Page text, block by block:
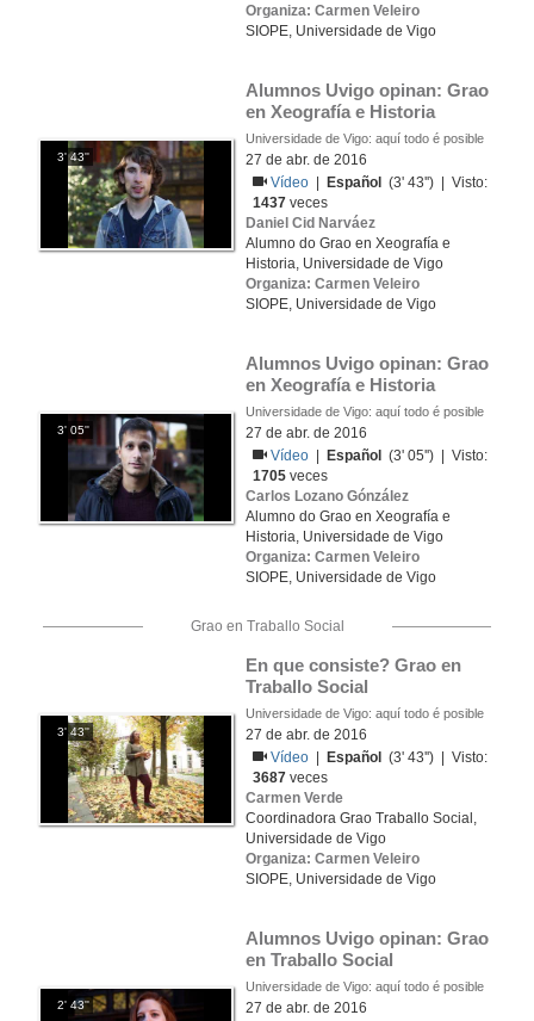
Organiza: Carmen Veleiro
SIOPE, Universidade de Vigo
3' 43''
Alumnos Uvigo opinan: Grao
en Xeografía e Historia
Universidade de Vigo: aquí todo é posible
27 de abr. de 2016
Vídeo
Español
(3' 43'') | Visto:
1437 veces
Daniel Cid Narváez
Alumno do Grao en Xeografía e
Historia, Universidade de Vigo
Organiza: Carmen Veleiro
SIOPE, Universidade de Vigo
3' 05''
Alumnos Uvigo opinan: Grao
en Xeografía e Historia
Universidade de Vigo: aquí todo é posible
27 de abr. de 2016
Vídeo
Español
(3' 05'') | Visto:
1705 veces
Carlos Lozano Gónzález
Alumno do Grao en Xeografía e
Historia, Universidade de Vigo
Organiza: Carmen Veleiro
SIOPE, Universidade de Vigo
Grao en Traballo Social
3' 43''
En que consiste? Grao en
Traballo Social
Universidade de Vigo: aquí todo é posible
27 de abr. de 2016
Vídeo
Español
(3' 43'') | Visto:
3687 veces
Carmen Verde
Coordinadora Grao Traballo Social,
Universidade de Vigo
Organiza: Carmen Veleiro
SIOPE, Universidade de Vigo
2' 43''
Alumnos Uvigo opinan: Grao
en Traballo Social
Universidade de Vigo: aquí todo é posible
27 de abr. de 2016